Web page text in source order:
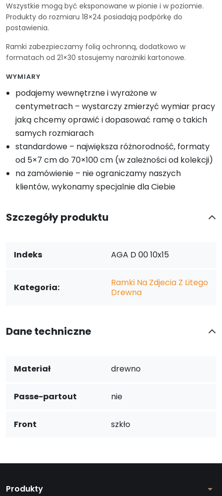
Wszystkie mogą być eksponowane w pionie i w poziomie.
Produkty do rozmiaru 18×24 posiadają podpórkę do
postawienia.
Ramki zabezpieczamy folią ochronną, dodatkowo w
formatach od 21×30 stosujemy narożniki kartonowe.
WYMIARY
podajemy wewnętrzne i wyrażone w
centymetrach – wystarczy zmierzyć wymiar pracy
jaką chcemy oprawić i dopasować ramę o takich
samych rozmiarach
standardowe – największa różnorodność, formaty
od 5×7 cm do 70×100 cm (w zależności od kolekcji)
na zamówienie – nie ograniczamy naszych
klientów, wykonamy specjalnie dla Ciebie
Szczegóły produktu
Indeks AGA D 00 10x15
Kategoria:
Ramki Na Zdjecia Z Litego
Drewna
Dane techniczne
Materiał drewno
Passe-partout nie
Front szkło
Produkty arrow_drop_down